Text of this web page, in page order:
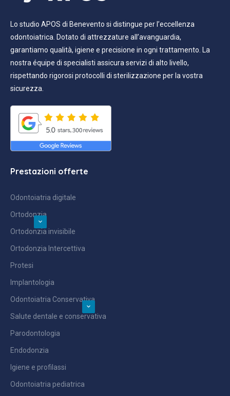
Lo studio APOS di Benevento si distingue per l’eccellenza
odontoiatrica. Dotato di attrezzature all’avanguardia,
garantiamo qualità, igiene e precisione in ogni trattamento. La
nostra équipe di specialisti assicura servizi di alto livello,
rispettando rigorosi protocolli di sterilizzazione per la vostra
sicurezza.
Prestazioni offerte
Odontoiatria digitale
Ortodonzia
Ortodonzia invisibile
Ortodonzia Intercettiva
Protesi
Implantologia
Odontoiatria Conservativa
Salute dentale e conservativa
Parodontologia
Endodonzia
Igiene e profilassi
Odontoiatria pediatrica